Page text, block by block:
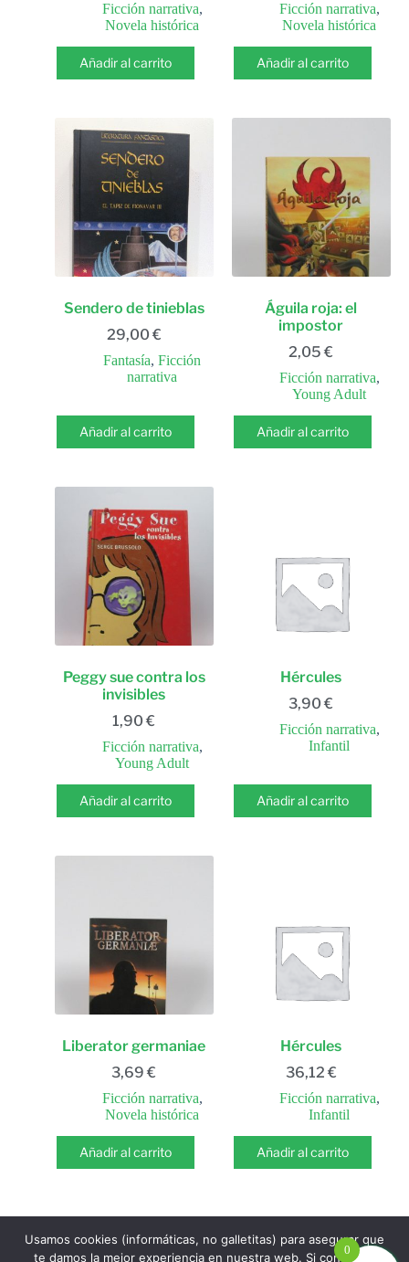
Ficción narrativa,
Novela histórica
Añadir al carrito
Ficción narrativa,
Novela histórica
Añadir al carrito
Sendero de tinieblas
29,00 €
Fantasía,Ficción
narrativa
Añadir al carrito
Águila roja: el
impostor
2,05€
Ficción narrativa,
Young Adult
Añadir al carrito
Peggy sue contra los
invisibles
1,90€
Ficción narrativa,
Young Adult
Añadir al carrito
Hércules
3,90€
Ficción narrativa,
Infantil
Añadir al carrito
Liberator germaniae
3,69€
Ficción narrativa,
Novela histórica
Añadir al carrito
Hércules
36,12 €
Ficción narrativa,
Infantil
Añadir al carrito
SIGUIENTE
0
Usamos cookies (informáticas, no galletitas) para asegurar que
te damos la mejor experiencia en nuestra web. Si continúas